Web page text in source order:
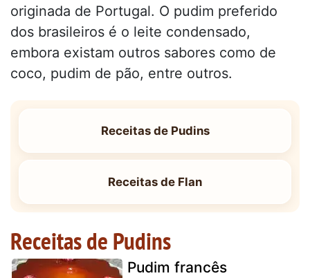
originada de Portugal. O pudim preferido
dos brasileiros é o leite condensado,
embora existam outros sabores como de
coco, pudim de pão, entre outros.
Receitas de Pudins
Receitas de Flan
Receitas de Pudins
Pudim francês